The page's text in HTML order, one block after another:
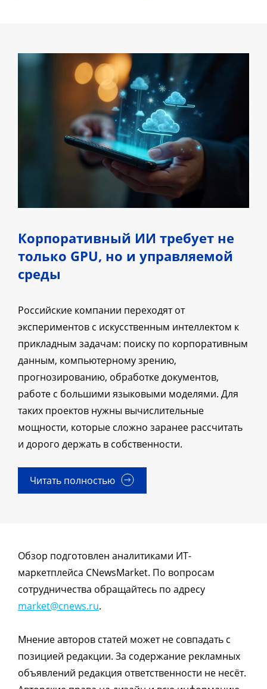
Корпоративный ИИ требует не
только GPU, но и управляемой
среды
Российские компании переходят от
экспериментов с искусственным интеллектом к
прикладным задачам: поиску по корпоративным
данным, компьютерному зрению,
прогнозированию, обработке документов,
работе с большими языковыми моделями. Для
таких проектов нужны вычислительные
мощности, которые сложно заранее рассчитать
и дорого держать в собственности.
Читать полностью
Обзор подготовлен аналитиками ИТ-
маркетплейса CNewsMarket. По вопросам
сотрудничества обращайтесь по адресу
market@cnews.ru.
Мнение авторов статей может не совпадать с
позицией редакции. За содержание рекламных
объявлений редакция ответственности не несёт.